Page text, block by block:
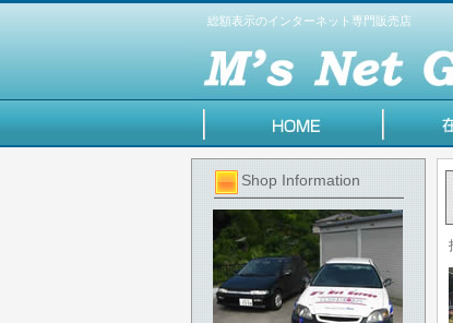
総額表示のインターネット専門販売店
Shop Information